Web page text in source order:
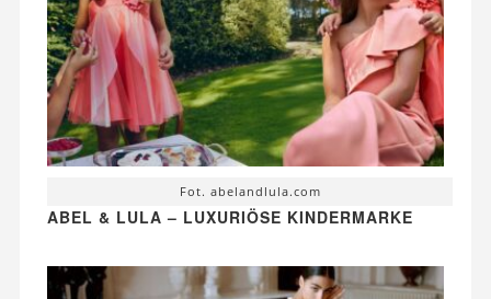
Fot. abelandlula.com
ABEL & LULA – LUXURIÖSE KINDERMARKE